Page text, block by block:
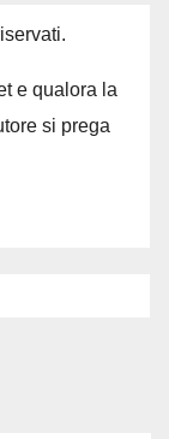
e qualora la
si prega